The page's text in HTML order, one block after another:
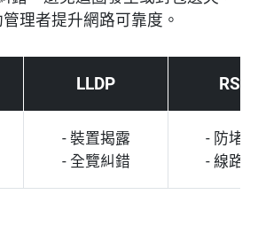
理者提升網路可靠度。
LLDP
- 裝置揭露
- 全覽糾錯
- 防堵
- 線路